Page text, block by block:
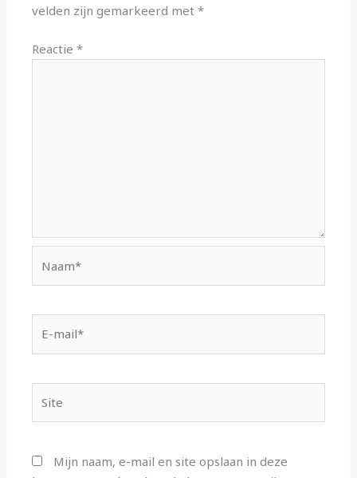
velden zijn gemarkeerd met*
Reactie*
mail*
Mijn naam, e-mail en site opslaan in deze